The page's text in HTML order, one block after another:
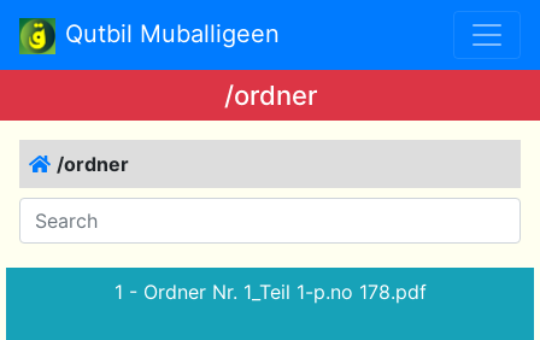
Qutbil Muballigeen
/ordner
/ordner
1 - Ordner Nr. 1_Teil 1-p.no 178.pdf